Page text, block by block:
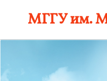
МГГУ им.